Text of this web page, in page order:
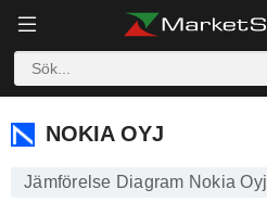
NOKIA OYJ
NOKIA OYJ
Jämförelse Diagram Nokia Oyj